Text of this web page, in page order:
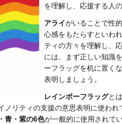
を理解し、応援する人の
アライがいることで性
心感をもたらすといわ
ティの方々を理解し、
には、まず正しい知識
ーフラッグを机に置く
表明しましょう。
レインボーフラッグと
ノリティの支援の意思表明に使われ
青・紫の6色が一般的に使用されてい